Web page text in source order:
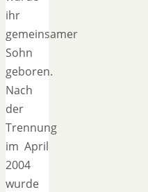
ihr
gemeinsamer
Sohn
geboren.
Nach
der
Trennung
im April
2004
wurde